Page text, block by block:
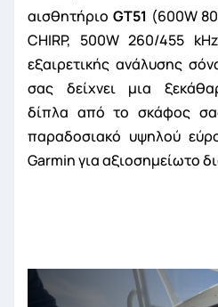
αισθητήριο GT51 (600W
CHIRP, 500W 260/455
εξαιρετικής ανάλυσης
σας δείχνει μια
δίπλα από το σκάφος
παραδοσιακό υψηλού
Garmin για αξιοσημείωτο